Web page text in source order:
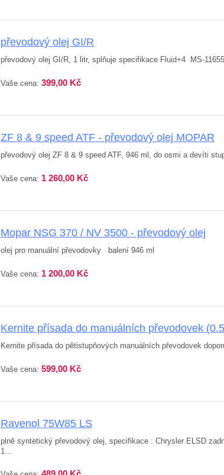
převodový olej GI/R
převodový olej GI/R, 1 litr, splňuje specifikace Fluid+4 MS-
Vaše cena: 399,00 Kč
ZF 8 & 9 speed ATF - převodový olej MOPAR
převodový olej ZF 8 & 9 speed ATF, 946 ml, do osmi a devíti
Vaše cena: 1 260,00 Kč
Mopar NSG 370 / NV 3500 - převodový olej
olej pro manuální převodovky balení 946 ml
Vaše cena: 1 200,00 Kč
Kernite přísada do manuálních převodovek
Kernite přísada do pětistupňových manuálních převodovek
Vaše cena: 599,00 Kč
Ravenol 75W85 LS
plně syntetický převodový olej, specifikace : Chrysler ELSD
1...